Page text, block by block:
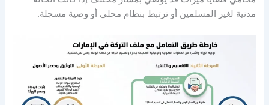
مدنية لغير المسلمين أو ترتبط بنظام محلي أو وصية مسجلة.